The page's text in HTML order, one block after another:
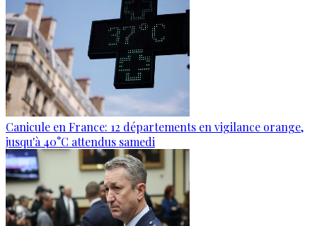
Canicule en France: 12 départements en vigilance orange,
jusqu'à 40°C attendus samedi